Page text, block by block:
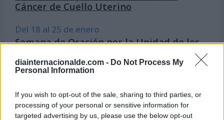
diainternacionalde.com - Do Not Process My
Personal Information
If you wish to opt-out of the sale, sharing to third parties, or
processing of your personal or sensitive information for
targeted advertising by us, please use the below opt-out
Cáncer de Cuello Uterino
Del 18 al 25 de enero
Semana de Oración por la Unidad de los
Hoy 7 de agosto es: